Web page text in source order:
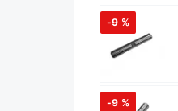
-9 %
-9 %